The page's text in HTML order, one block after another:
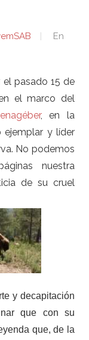
En
el pasado 15 de
el marco del
, en la
ejemplar y líder
No podemos
nuestra
de su cruel
y decapitación
que con su
que, de la